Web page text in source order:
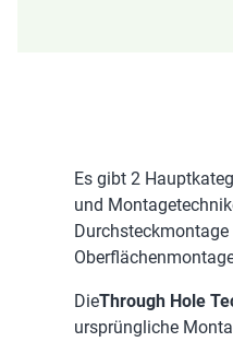
Es gibt 2
und
Durchsteckmontage
DieThrough Hole
ursprüngliche